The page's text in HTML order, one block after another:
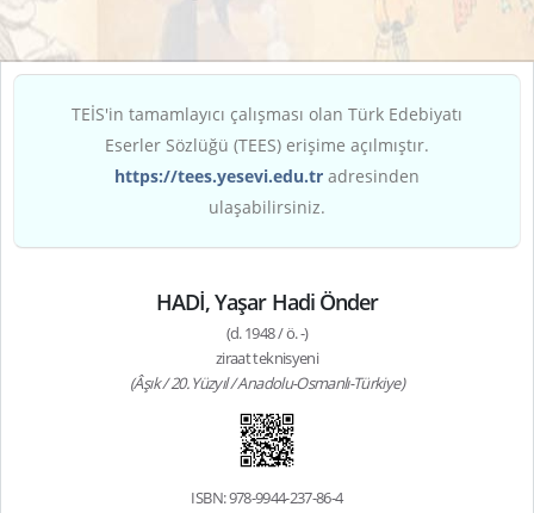
TEİS'in tamamlayıcı çalışması olan Türk Edebiyatı
Eserler Sözlüğü (TEES) erişime açılmıştır.
https://tees.yesevi.edu.tr adresinden
ulaşabilirsiniz.
HADİ, Yaşar Hadi Önder
(d. 1948 / ö. -)
ziraat teknisyeni
(Âşık / 20. Yüzyıl / Anadolu-Osmanlı-Türkiye)
ISBN: 978-9944-237-86-4